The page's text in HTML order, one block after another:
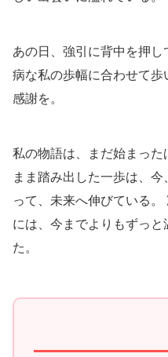
あの日、強引に背中を押
病な私の歩幅に合わせて
感謝を。
私の物語は、まだ始まっ
まま踏み出した一歩は、
って、未来へ伸びている
には、今までよりもずっ
た。